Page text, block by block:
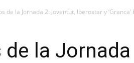
de la Jornada 2: Joventut, Iberostar y
de la